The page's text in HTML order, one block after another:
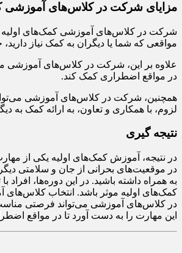
مزایای شرکت در کلاس‌های آموزشی
شرکت در کلاس‌های آموزشی کمک‌های اولیه
مواقعی که شما یا دیگران به کمک نیاز
علاوه بر این، شرکت در کلاس‌های آموزشی
در مواقع اضطراری کمک کند.
همچنین، شرکت در کلاس‌های آموزشی می‌تواند
لزوم، با همکاری و تعاون، به ارائه کمک به
نتیجه گیری
در نتیجه، آموزش کمک‌های اولیه یکی از
در موقعیت‌های بحرانی از جان و سلامتی
به همراه داشته باشید. در این دوره‌ها،
کمک‌های اولیه موثر باشد. انتخاب
در کلاس‌های آموزشی می‌تواند فرصتی مناسب
این مهارت را به دست آورد تا در مواقع